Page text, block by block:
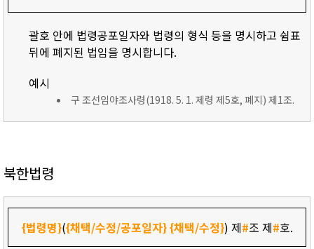
괄호 안에 법령공포일자와 법령의 형식 등을 명시하고 쉼표
뒤에 폐지된 법임을 명시합니다.
예시
구 조선임야조사령(1918. 5. 1. 제령 제5호, 폐지) 제1조.
북한법령
{법령명}({채택/수정/공포일자}{채택/수정}) 제#조 제#호.